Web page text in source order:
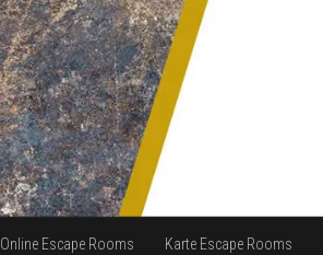
Online Escape Rooms Karte Escape Rooms